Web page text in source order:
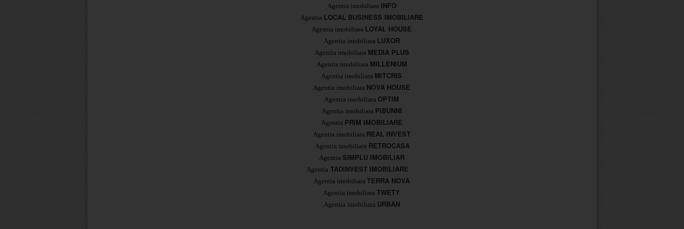
Agentia imobiliara INFO
Agentia LOCAL BUSINESS IMOBILIARE
Agentia imobiliara LOYAL HOUSE
Agentia imobiliara LUXOR
Agentia imobiliara MEDIA PLUS
Agentia imobiliara MILLENIUM
Agentia imobiliara MITCRIS
Agentia imobiliara NOVA HOUSE
Agentia imobiliara OPTIM
Agentia imobiliara PIBUNNI
Agentia PRIM IMOBILIARE
Agentia imobiliara REAL INVEST
Agentia imobiliara RETROCASA
Agentia SIMPLU IMOBILIAR
Agentia TADINVEST IMOBILIARE
Agentia imobiliara TERRA NOVA
Agentia imobiliara TWETY
Agentia imobiliara URBAN